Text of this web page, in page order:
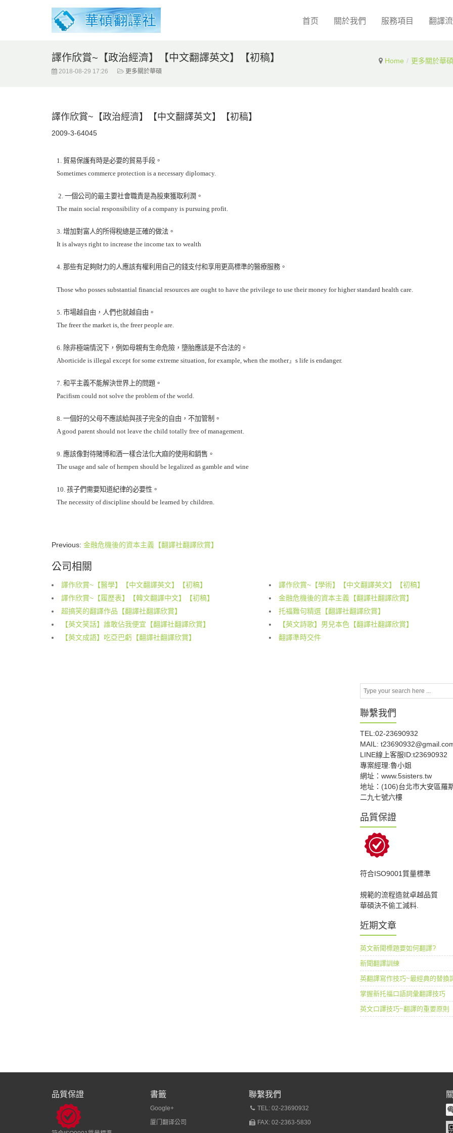
首页 關於我們 服務項目 翻譯
Home 更多關於華碩
譯作欣賞~【政治經濟】【中文翻譯英文】【初稿】
2018-08-29 17:26 更多關於華碩
譯作欣賞~【政治經濟】【中文翻譯英文】【初稿】
2009-3-64045
1. 貿易保護有時是必要的貿易手段。
Sometimes commerce protection is a necessary diplomacy.
2. 一個公司的最主要社會職責是為股東獲取利潤。
The main social responsibility of a company is pursuing profit.
3. 增加對富人的所得稅總是正確的做法。
It is always right to increase the income tax to wealth
4. 那些有足夠財力的人應該有權利用自己的錢支付和享用更高標準的醫療服務。
Those who posses substantial financial resources are ought to have the privilege to use their money for higher standard health care.
5. 市場越自由，人們也就越自由。
The freer the market is, the freer people are.
6. 除非極端情況下，例如母親有生命危險，墮胎應該是不合法的。
Aborticide is illegal except for some extreme situation, for example, when the mother』s life is endanger.
7. 和平主義不能解決世界上的問題。
Pacifism could not solve the problem of the world.
8. 一個好的父母不應該給與孩子完全的自由，不加管制。
A good parent should not leave the child totally free of management.
9. 應該像對待賭博和酒一樣合法化大麻的使用和銷售。
The usage and sale of hempen should be legalized as gamble and wine
10. 孩子們需要知道紀律的必要性。
The necessity of discipline should be learned by children.
Previous: 金融危機後的資本主義【翻譯社翻譯欣賞】
公司相關
譯作欣賞~【醫學】【中文翻譯英文】【初稿】
譯作欣賞~【學術】【中文翻譯英文】【初稿】
譯作欣賞~【履歷表】【韓文翻譯中文】【初稿】
金融危機後的資本主義【翻譯社翻譯欣賞】
超搞笑的翻譯作品【翻譯社翻譯欣賞】
托福難句精選【翻譯社翻譯欣賞】
【英文笑話】誰敢佔我便宜【翻譯社翻譯欣賞】
【英文詩歌】男兒本色【翻譯社翻譯欣賞】
【英文成語】吃亞巴虧【翻譯社翻譯欣賞】
翻譯準時交件
聯繫我們
TEL:02-23690932
MAIL:
LINE線上客服ID:t23690932
專案經理:魯小姐
網址：www.5sisters.tw
地址：(106)台北市大安區羅
二九七號六樓
品質保證
符合ISO9001質量標準
規範的流程造就卓越品質
華碩決不偷工減料.
近期文章
英文新聞標題要如何翻譯?
新聞翻譯訓練
英翻譯寫作技巧~最經典的替換
掌握新托福口語詞彙翻譯技巧
英文口譯技巧~翻譯的重要原則
品質保證 書籤
Google+
厦门翻译公司
聯繫我們
TEL: 02-23690932
FAX: 02-2363-5830